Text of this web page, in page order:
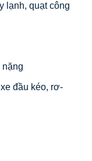
lạnh, quạt công
đầu kéo, rơ-